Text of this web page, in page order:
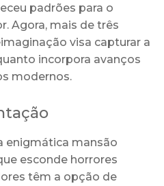
padrões para o
Agora, mais de três
visa capturar a
incorpora avanços
modernos.
enigmática mansão
esconde horrores
têm a opção de